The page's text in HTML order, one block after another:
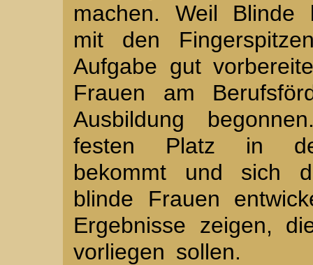
machen. Weil Blinde
mit den
Aufgabe gut
Frauen am
Ausbildung
festen Platz in der
bekommt und sich
blinde Frauen
Ergebnisse zeigen,
vorliegen sollen.